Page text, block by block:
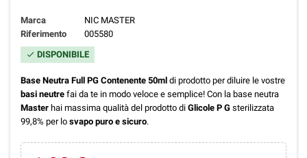
Marca
NIC MASTER
Riferimento
005580
check DISPONIBILE
Base Neutra Full PG Contenente 50ml di prodotto per diluire le vostre
basi neutre fai da te in modo veloce e semplice! Con la base neutra
Master hai massima qualità del prodotto di Glicole P G sterilizzata
99,8% per lo svapo puro e sicuro.